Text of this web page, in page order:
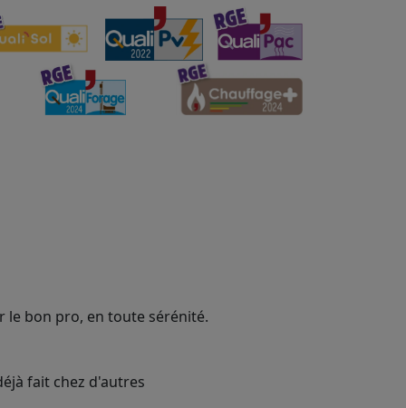
le bon pro, en toute sérénité.
fait chez d'autres